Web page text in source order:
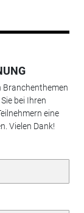
Branchenthemen
bei Ihren
eine
Vielen Dank!